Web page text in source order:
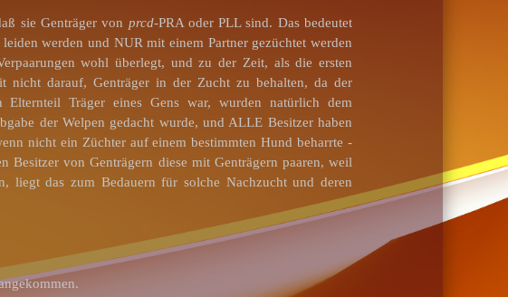
sie Genträger von prcd-PRA oder PLL sind. Das bedeutet
werden und NUR mit einem Partner gezüchtet werden
wohl überlegt, und zu der Zeit, als die ersten
nicht darauf, Genträger in der Zucht zu behalten, da der
Träger eines Gens war, wurden natürlich dem
der Welpen gedacht wurde, und ALLE Besitzer haben
nicht ein Züchter auf einem bestimmten Hund beharrte -
Besitzer von Genträgern diese mit Genträgern paaren, weil
liegt das zum Bedauern für solche Nachzucht und deren